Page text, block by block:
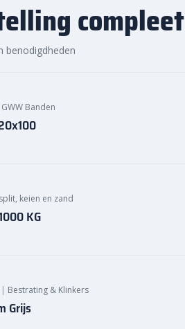
tot grotere infrastructuurprojecten
Kijlstra B.V.
bocht r=0,5via
werken in uw project.
compleet
benodigdheden
GWW Banden
keien en zand
KG
| Bestrating & Klinkers
Grijs